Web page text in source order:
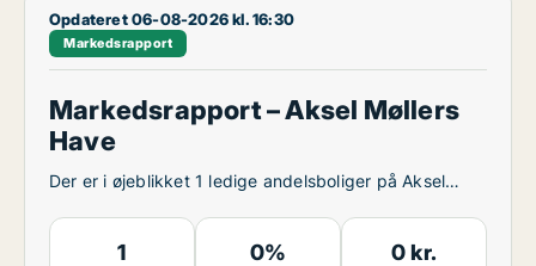
Opdateret 06-08-2026 kl. 16:30
Markedsrapport
Markedsrapport – Aksel Møllers
Have
Der er i øjeblikket 1 ledige andelsboliger på Aksel
1 0% 0 kr.